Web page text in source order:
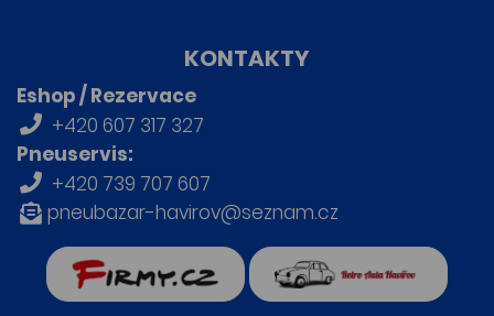
KONTAKTY
Eshop / Rezervace
+420 607 317 327
Pneuservis:
+420 739 707 607
pneubazar-havirov@seznam.cz
Retro auta Havířov